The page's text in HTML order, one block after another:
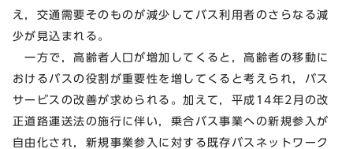
え，交通需要そのものが減少してバス利用者のさらなる減
少が見込まれる。
一方で，高齢者人口が増加してくると，高齢者の移動に
おけるバスの役割が重要性を増してくると考えられ，バス
サービスの改善が求められる。加えて，平成14年2月の改
正道路運送法の施行に伴い，乗合バス事業への新規参入が
自由化され，新規事業参入に対する既存バスネットワーク